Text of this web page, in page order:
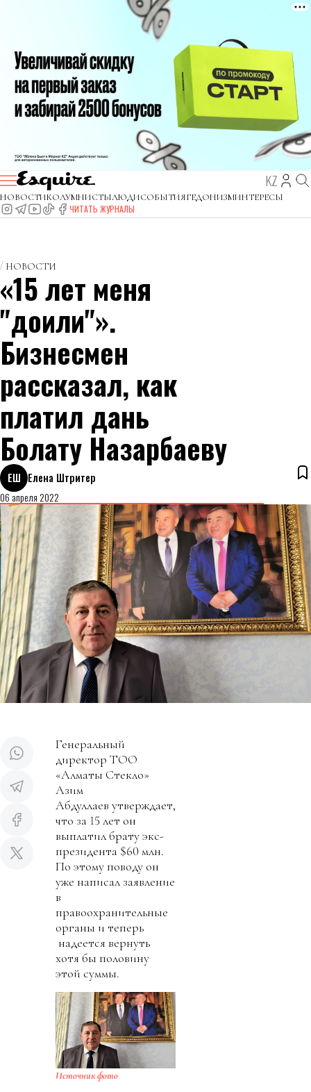
KZ
НОВОСТИКОЛУМНИСТЫЛЮДИСОБЫТИЯГЕДОНИЗМИНТЕРЕСЫ
ЧИТАТЬ ЖУРНАЛЫ
НОВОСТИ
«15 лет меня
"доили"».
Бизнесмен
рассказал, как
платил дань
Болату Назарбаеву
ЕШ Елена Штритер
06 апреля 2022
Генеральный
директор ТОО
«Алматы Стекло»
Азим
Абдуллаев утверждает,
что за 15 лет он
выплатил брату экс-
президента $60 млн.
По этому поводу он
уже написал заявление
в
правоохранительные
органы и теперь
надеется вернуть
хотя бы половину
этой суммы.
Источник фото